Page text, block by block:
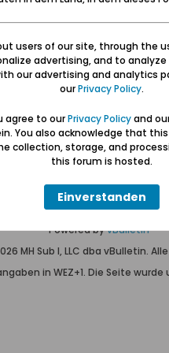
gefunden oder du bist
registrierte Benutzer können
Wolfgang Naujocks MMXXVI
Powered byvBulletin®
MH Sub I, LLC dba vBulletin.
in WEZ+1. Die Seite wurde
users of our site, through the
advertising, and to
our advertising and analytics
ourPrivacy Policy.
agree to ourPrivacy Policyand
You also acknowledge that
collection, storage, and
this forum is hosted.
Einverstanden